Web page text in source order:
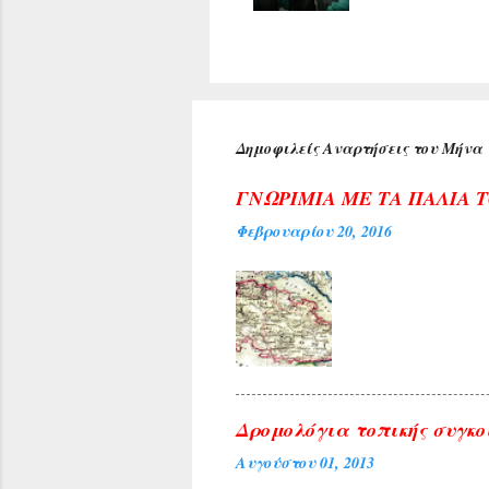
πρύτανη
αιθούσης
τιμή για
Δημοφιλείς Αναρτήσεις του Μήνα
ΓΝΩΡΙΜΙΑ ΜΕ ΤΑ ΠΑΛΙΑ
Φεβρουαρίου 20, 2016
Δρομολόγια τοπικής
Αυγούστου 01, 2013